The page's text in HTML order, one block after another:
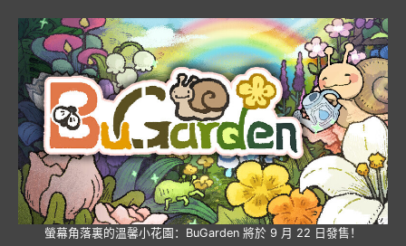
螢幕角落裏的溫馨小花園：BuGarden 將於 9 月 22 日發售！